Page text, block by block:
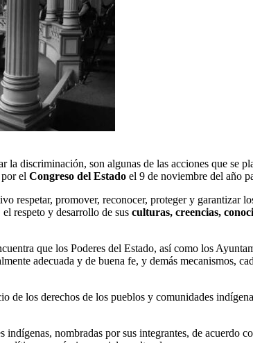
discriminación, son algunas de las acciones que se
el Congreso del Estado el 9 de noviembre del año
respetar, promover, reconocer, proteger y garantizar
respeto y desarrollo de sus culturas, creencias,
que los Poderes del Estado, así como los
adecuada y de buena fe, y demás mecanismos,
los derechos de los pueblos y comunidades
nombradas por sus integrantes, de acuerdo